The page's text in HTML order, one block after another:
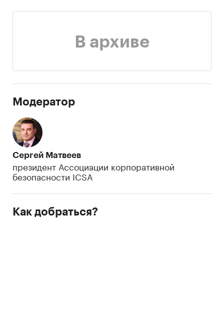
В архиве
Модератор
Сергей Матвеев
президент Ассоциации корпоративной
безопасности ICSA
Как добраться?